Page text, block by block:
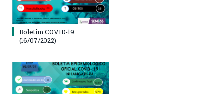
Boletim COVID-19
(16/07/2022)